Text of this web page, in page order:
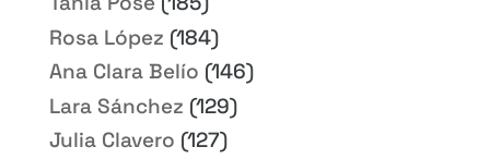
Rosa López (184)
Ana Clara Belío (146)
Lara Sánchez (129)
Julia Clavero (127)